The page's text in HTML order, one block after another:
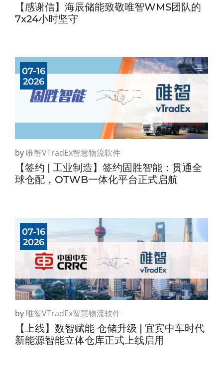
【感谢信】海辰储能致敬唯智WMS团队的
7x24小时坚守
07-16
2026
by唯智vTradEx智慧物流软件
【签约 | 工业制造】签约固胜智能：贯通全
球仓配，OTWB一体化平台正式启航
07-16
2026
by唯智vTradEx智慧物流软件
【上线】数智赋能 仓储升级 | 宜宾中车时代
新能源智能立体仓库正式上线启用